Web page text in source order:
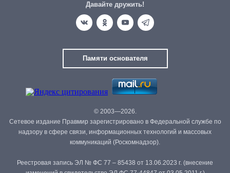
Давайте дружить!
Памяти основателя
© 2003—2026.
Сетевое издание Правмир зарегистрировано в Федеральной службе по
надзору в сфере связи, информационных технологий и массовых
коммуникаций (Роскомнадзор).
Реестровая запись ЭЛ № ФС 77 – 85438 от 13.06.2023 г. (внесение